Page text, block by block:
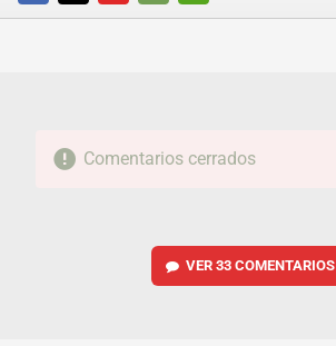
FACEBOOKTWITTERFLIPBOARD
E-
WHATSAPP
Comentarios cerrados
VER 33 COMENTARIOS